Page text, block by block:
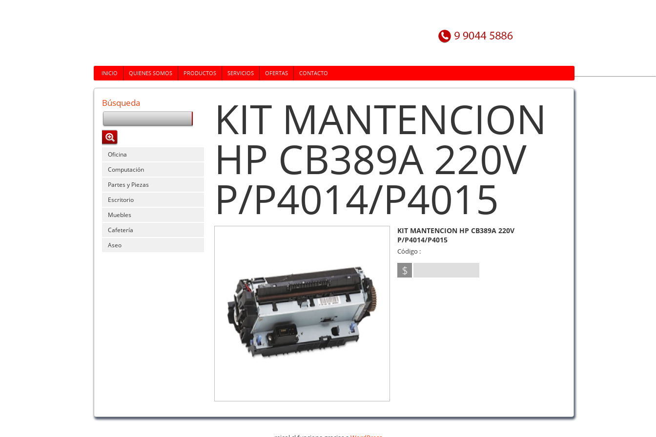
INICIO QUIENES SOMOS PRODUCTOS SERVICIOS OFERTAS CONTACTO
Búsqueda
Oficina
Computación
Partes y Piezas
Escritorio
Muebles
Cafetería
Aseo
KIT MANTENCION
HP CB389A 220V
P/P4014/P4015
KIT MANTENCION HP CB389A 220V
P/P4014/P4015
Código :
$